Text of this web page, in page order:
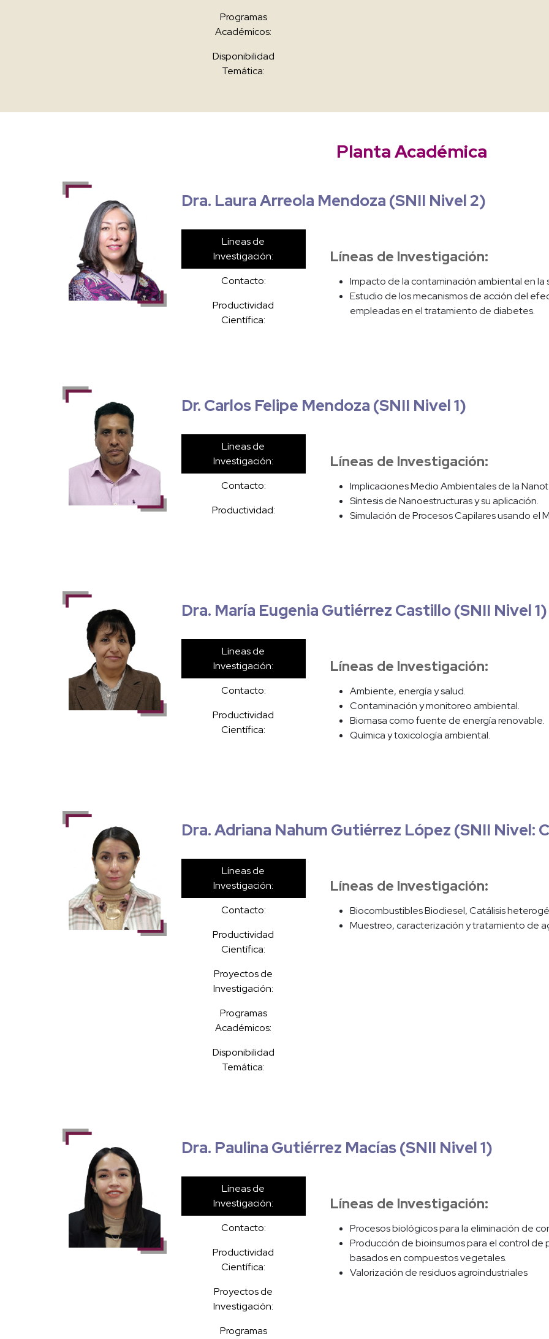
Programas
Académicos:
Disponibilidad
Temática:
Planta Académica
Dra. Laura Arreola Mendoza (SNII Nivel 2)
Líneas de
Investigación:
Contacto:
Productividad
Científica:
Líneas de Investigación:
Impacto de la contaminación ambiental en la
Estudio de los mecanismos de acción del
empleadas en el tratamiento de diabetes.
Dr. Carlos Felipe Mendoza (SNII Nivel 1)
Líneas de
Investigación:
Contacto:
Productividad:
Líneas de Investigación:
Implicaciones Medio Ambientales de la
Síntesis de Nanoestructuras y su aplicación.
Simulación de Procesos Capilares usando el
Dra. María Eugenia Gutiérrez Castillo (SNII Nivel 1)
Líneas de
Investigación:
Contacto:
Productividad
Científica:
Líneas de Investigación:
Ambiente, energía y salud.
Contaminación y monitoreo ambiental.
Biomasa como fuente de energía renovable.
Química y toxicología ambiental.
Dra. Adriana Nahum Gutiérrez López (SNII Nivel:
Líneas de
Investigación:
Contacto:
Productividad
Científica:
Proyectos de
Investigación:
Programas
Académicos:
Disponibilidad
Temática:
Líneas de Investigación:
Biocombustibles Biodiesel, Catálisis
Muestreo, caracterización y tratamiento de
Dra. Paulina Gutiérrez Macías (SNII Nivel 1)
Líneas de
Investigación:
Contacto:
Productividad
Científica:
Proyectos de
Investigación:
Programas
Líneas de Investigación:
Procesos biológicos para la eliminación de
Producción de bioinsumos para el control
basados en compuestos vegetales.
Valorización de residuos agroindustriales